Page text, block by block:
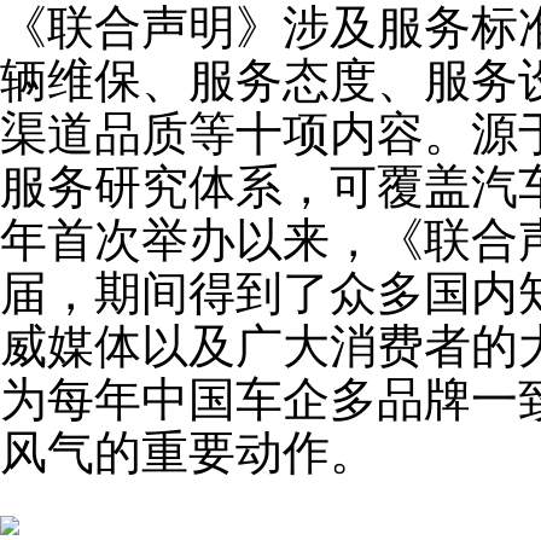
《联合声明》涉及服务
辆维保、服务态度、服务
渠道品质等十项内容。源
服务研究体系，可覆盖
年首次举办以来，《联合
届，期间得到了众多国
威媒体以及广大消费者
为每年中国车企多品牌
风气的重要动作。